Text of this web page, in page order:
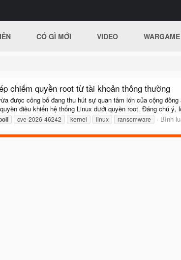
CÓ GÌ MỚI VIDEO WARGAME
chiếm quyền root từ tài khoản thông thường
được công bố đang thu hút sự quan tâm lớn của cộng
điều khiển hệ thống Linux dưới quyền root. Đáng chú ý,
cve-2026-46242 kernel linux ransomware Bình